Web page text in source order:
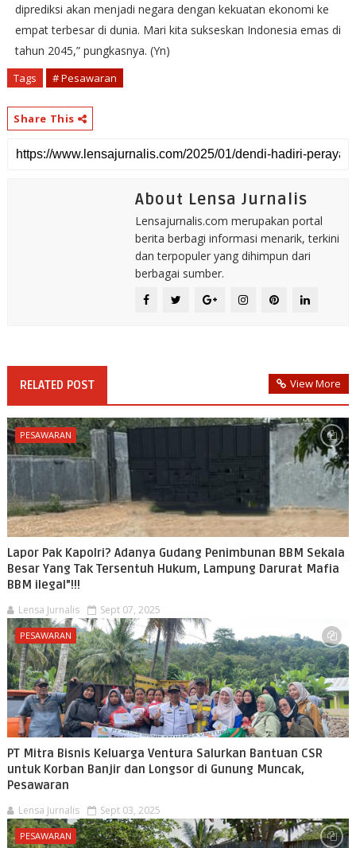
diprediksi akan menjadi negara dengan kekuatan ekonomi ke
empat terbesar di dunia. Mari kita sukseskan Indonesia emas di
tahun 2045,” pungkasnya. (Yn)
Tags # Pesawaran
Share This
About Lensa Jurnalis
Lensajurnalis.com merupakan portal
berita berbagi informasi menarik, terkini
dan terpopuler yang dihimpun dari
berbagai sumber.
RELATED POST View More
PESAWARAN
Lapor Pak Kapolri? Adanya Gudang Penimbunan BBM Sekala
Besar Yang Tak Tersentuh Hukum, Lampung Darurat Mafia
BBM ilegal"!!!
Lensa Jurnalis Sept 07, 2025
PESAWARAN
PT Mitra Bisnis Keluarga Ventura Salurkan Bantuan CSR
untuk Korban Banjir dan Longsor di Gunung Muncak,
Pesawaran
Lensa Jurnalis Sept 03, 2025
PESAWARAN